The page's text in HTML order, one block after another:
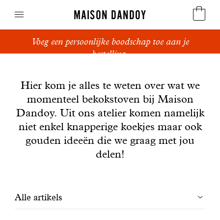
MAISON DANDOY
Speculoos
Suikerbrood en peperkoek
Cakes
Snoepgoed
Voeg een persoonlijke boodschap toe aan je
bestelling.
Hier kom je alles te weten over wat we
momenteel bekokstoven bij Maison
Dandoy. Uit ons atelier komen namelijk
niet enkel knapperige koekjes maar ook
gouden ideeën die we graag met jou
delen!
Filtrer
Alle artikels